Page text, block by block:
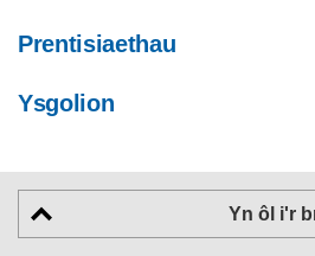
Prentisiaethau
Ysgolion
Yn ôl i'r